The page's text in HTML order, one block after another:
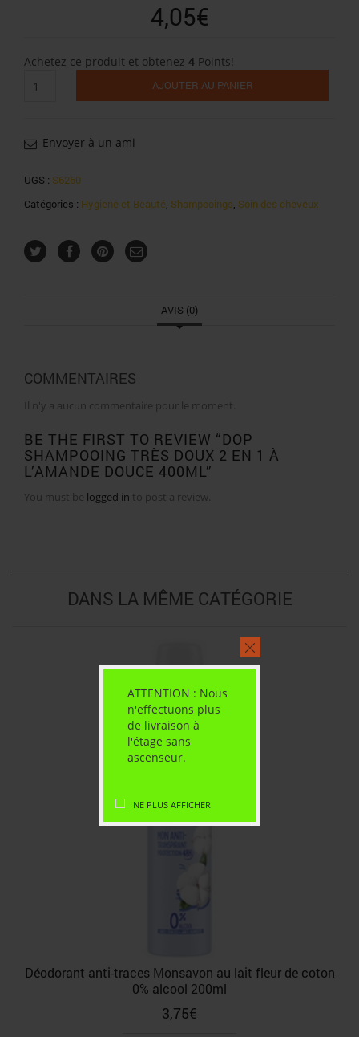
ATTENTION : Nous
n'effectuons plus
de livraison à
l'étage sans
ascenseur.
NE PLUS AFFICHER
4,05€
Achetez ce produit et obtenez 4 Points!
de
très
2
en
1
l'amande
douce
AJOUTER AU PANIER
Envoyer à un ami
UGS : S6260
Catégories : Hygiene et Beauté, Shampooings, Soin des cheveux
AVIS (0)
COMMENTAIRES
Il n'y a aucun commentaire pour le moment.
BE THE FIRST TO REVIEW “DOP
SHAMPOOING TRÈS DOUX 2 EN 1 À
L’AMANDE DOUCE 400ML”
You must be logged in to post a review.
DANS LA MÊME CATÉGORIE
Déodorant anti-traces Monsavon au lait fleur de coton
0% alcool 200ml
3,75€